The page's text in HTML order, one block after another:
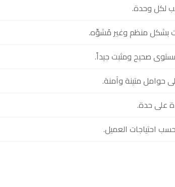
لكل وحدة.
بشكل منظم وغير مُشوِّه.
صحيح ومثبت جيداً.
حوامل متينة وآمنة.
على حدة.
احتياجات العميل.